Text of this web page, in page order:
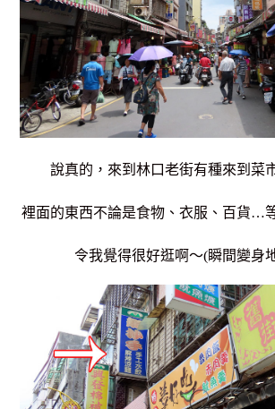
說真的，來到林口老街有種來到菜
裡面的東西不論是食物、衣服、百貨…
令我覺得很好逛啊～(瞬間變身